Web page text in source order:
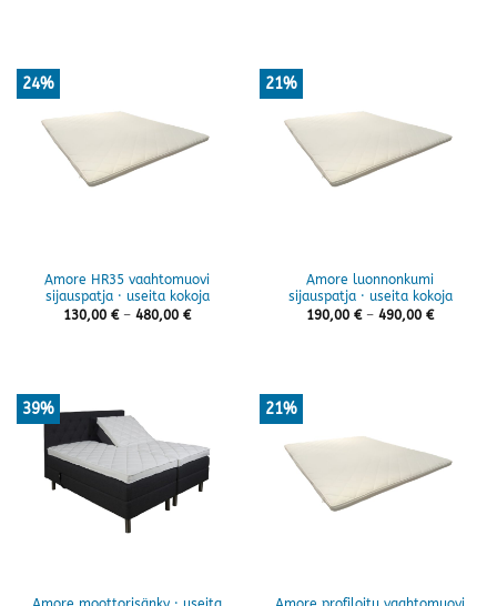
24%
Amore HR35 vaahtomuovi
sijauspatja · useita kokoja
130,00 € – 480,00 €Hintaluokka:
21%
Amore luonnonkumi
sijauspatja · useita kokoja
190,00 € – 490,00 €
39% 21%